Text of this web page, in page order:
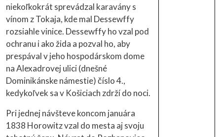
niekoľkokrát sprevádzal karavány s
vínom z Tokaja, kde mal Dessewffy
rozsiahle vinice. Dessewffy ho vzal pod
ochranu i ako žida a pozval ho, aby
prespával v jeho hospodárskom dome
na Alexadrovej ulici (dnešné
Dominikánske námestie) číslo 4.,
kedykoľvek sa v Košiciach zdrží do noci.
Pri jednej návšteve koncom januára
1838 Horowitz vzal do mesta aj svoju